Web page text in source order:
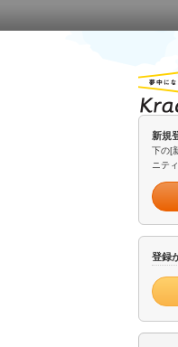
新規
下の[
ニテ
登録